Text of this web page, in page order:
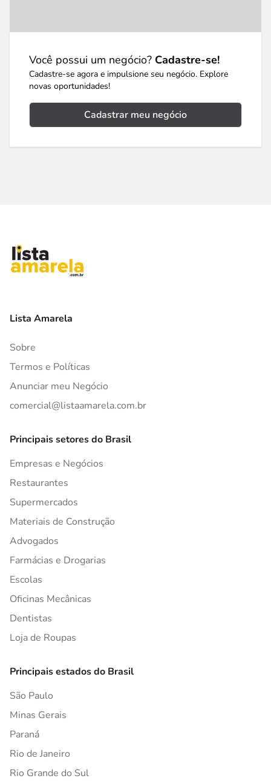
Você possui um negócio? Cadastre-se!
Cadastre-se agora e impulsione seu negócio. Explore
novas oportunidades!
Cadastrar meu negócio
Lista Amarela
Sobre
Termos e Políticas
Anunciar meu Negócio
comercial@listaamarela.com.br
Principais setores do Brasil
Empresas e Negócios
Restaurantes
Supermercados
Materiais de Construção
Advogados
Farmácias e Drogarias
Escolas
Oficinas Mecânicas
Dentistas
Loja de Roupas
Principais estados do Brasil
São Paulo
Minas Gerais
Paraná
Rio de Janeiro
Rio Grande do Sul